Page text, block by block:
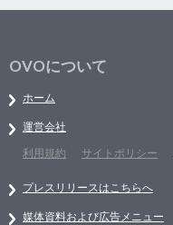
OVOについて
ホーム
運営会社
利用規約
サイトポリシー
プレスリリースはこちらへ
媒体資料および広告メニュー